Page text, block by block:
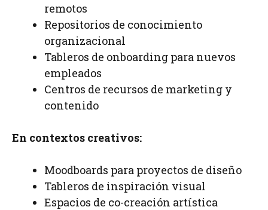
remotos
Repositorios de conocimiento
organizacional
Tableros de onboarding para nuevos
empleados
Centros de recursos de marketing y
contenido
En contextos creativos:
Moodboards para proyectos de diseño
Tableros de inspiración visual
Espacios de co-creación artística